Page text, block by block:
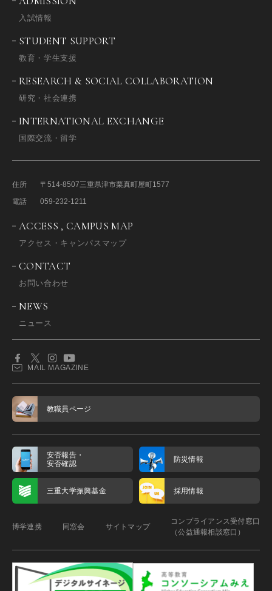
入試情報
STUDENT SUPPORT
教育・学生支援
RESEARCH & SOCIAL COLLABORATION
研究・社会連携
INTERNATIONAL EXCHANGE
国際交流・留学
住所 〒514-8507三重県津市栗真町屋町1577
電話
059-232-1211
ACCESS , CAMPUS MAP
アクセス・キャンパスマップ
CONTACT
お問い合わせ
NEWS
ニュース
MAIL MAGAZINE
教職員ページ
安否報告・
安否確認
防災情報
三重大学振興基金 採用情報
博学連携 同窓会 サイトマップ
コンプライアンス受付窓口
（公益通報相談窓口）